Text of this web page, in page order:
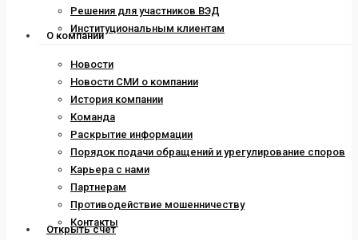
Решения для участников ВЭД
Институциональным клиентам
О компании
Новости
Новости СМИ о компании
История компании
Команда
Раскрытие информации
Порядок подачи обращений и урегулирование споров
Карьера с нами
Партнерам
Противодействие мошенничеству
Контакты
Открыть счет